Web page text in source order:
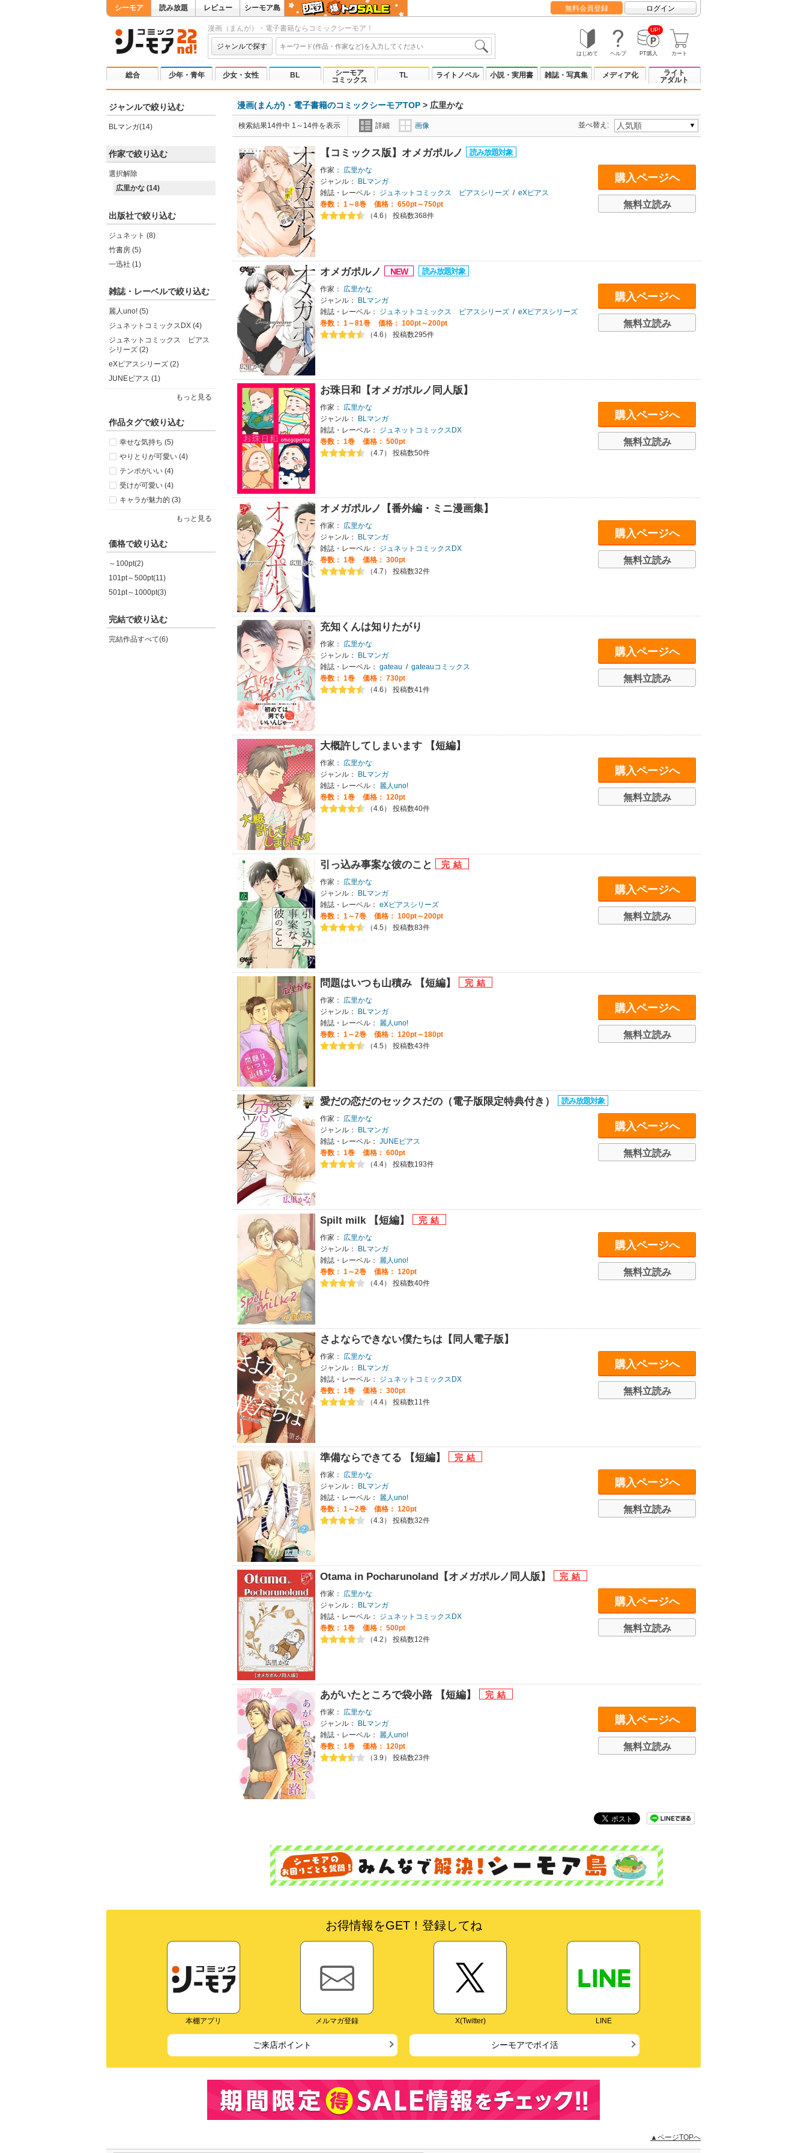
シーモア 読み放題 レビュー シーモア島 無料会員登録 ログイン
漫画（まんが）・電子書籍ならコミックシーモア！
ジャンルで探す
はじめて ヘルプ
UP!
PT購入 カート
総合 少年・青年 少女・女性 BL
シーモア
コミックス
TL ライトノベル 小説・実用書 雑誌・写真集 メディア化
ライト
アダルト
ジャンルで絞り込む
BLマンガ(14)
作家で絞り込む
選択解除
広里かな (14)
出版社で絞り込む
ジュネット (8)
竹書房 (5)
一迅社 (1)
雑誌・レーベルで絞り込む
麗人uno! (5)
ジュネットコミックスDX (4)
ジュネットコミックス ピアス
シリーズ (2)
eXピアスシリーズ (2)
JUNEピアス (1)
もっと見る
作品タグで絞り込む
幸せな気持ち (5)
やりとりが可愛い (4)
テンポがいい (4)
受けが可愛い (4)
キャラが魅力的 (3)
もっと見る
価格で絞り込む
～100pt(2)
101pt～500pt(11)
501pt～1000pt(3)
完結で絞り込む
完結作品すべて(6)
漫画(まんが)・電子書籍のコミックシーモアTOP > 広里かな
検索結果14件中 1～14件を表示 詳細 画像 並べ替え:
【コミックス版】オメガポルノ
作家：
広里かな
ジャンル：
BLマンガ
雑誌・レーベル：
ジュネットコミックス ピアスシリーズ / eXピアス
巻数： 1～8巻
価格： 650pt～750pt
（4.6） 投稿数368件
購入ページへ
無料立読み
オメガポルノ
作家：
広里かな
ジャンル：
BLマンガ
雑誌・レーベル：
ジュネットコミックス ピアスシリーズ / eXピアスシリーズ
巻数： 1～81巻
価格： 100pt～200pt
（4.6） 投稿数295件
購入ページへ
無料立読み
お珠日和【オメガポルノ同人版】
作家：
広里かな
ジャンル：
BLマンガ
雑誌・レーベル：
ジュネットコミックスDX
巻数： 1巻
価格： 500pt
（4.7） 投稿数50件
購入ページへ
無料立読み
オメガポルノ【番外編・ミニ漫画集】
作家：
広里かな
ジャンル：
BLマンガ
雑誌・レーベル：
ジュネットコミックスDX
巻数： 1巻
価格： 300pt
（4.7） 投稿数32件
購入ページへ
無料立読み
充知くんは知りたがり
作家：
広里かな
ジャンル：
BLマンガ
雑誌・レーベル： gateau / gateauコミックス
巻数： 1巻
価格： 730pt
（4.6） 投稿数41件
購入ページへ
無料立読み
大概許してしまいます 【短編】
作家：
広里かな
ジャンル：
BLマンガ
雑誌・レーベル：
麗人uno!
巻数： 1巻
価格： 120pt
（4.6） 投稿数40件
購入ページへ
無料立読み
引っ込み事案な彼のこと
作家：
広里かな
ジャンル：
BLマンガ
雑誌・レーベル： eXピアスシリーズ
巻数： 1～7巻
価格： 100pt～200pt
（4.5） 投稿数83件
購入ページへ
無料立読み
問題はいつも山積み 【短編】
作家：
広里かな
ジャンル：
BLマンガ
雑誌・レーベル：
麗人uno!
巻数： 1～2巻
価格： 120pt～180pt
（4.5） 投稿数43件
購入ページへ
無料立読み
愛だの恋だのセックスだの（電子版限定特典付き）
作家：
広里かな
ジャンル：
BLマンガ
雑誌・レーベル： JUNEピアス
巻数： 1巻
価格： 600pt
（4.4） 投稿数193件
購入ページへ
無料立読み
Spilt milk 【短編】
作家：
広里かな
ジャンル：
BLマンガ
雑誌・レーベル：
麗人uno!
巻数： 1～2巻
価格： 120pt
（4.4） 投稿数40件
購入ページへ
無料立読み
さよならできない僕たちは【同人電子版】
作家：
広里かな
ジャンル：
BLマンガ
雑誌・レーベル：
ジュネットコミックスDX
巻数： 1巻
価格： 300pt
（4.4） 投稿数11件
購入ページへ
無料立読み
準備ならできてる 【短編】
作家：
広里かな
ジャンル：
BLマンガ
雑誌・レーベル：
麗人uno!
巻数： 1～2巻
価格： 120pt
（4.3） 投稿数32件
購入ページへ
無料立読み
Otama in Pocharunoland【オメガポルノ同人版】
作家：
広里かな
ジャンル：
BLマンガ
雑誌・レーベル：
ジュネットコミックスDX
巻数： 1巻
価格： 500pt
（4.2） 投稿数12件
購入ページへ
無料立読み
あがいたところで袋小路 【短編】
作家：
広里かな
ジャンル：
BLマンガ
雑誌・レーベル：
麗人uno!
巻数： 1巻
価格： 120pt
（3.9） 投稿数23件
購入ページへ
無料立読み
お得情報をGET！登録してね
本棚アプリ メルマガ登録 X(Twitter) LINE
ご来店ポイント シーモアでポイ活
▲ページTOPへ